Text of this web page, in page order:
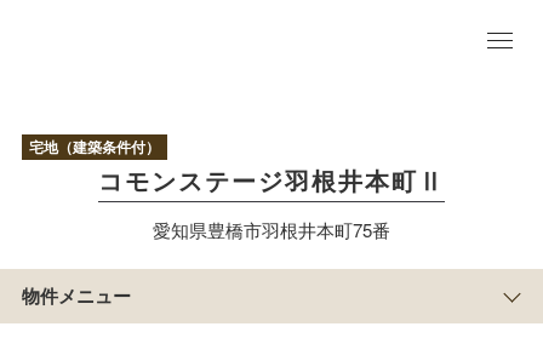
宅地（建築条件付）
コモンステージ羽根井本町Ⅱ
愛知県豊橋市羽根井本町75番
物件メニュー
件
介
区